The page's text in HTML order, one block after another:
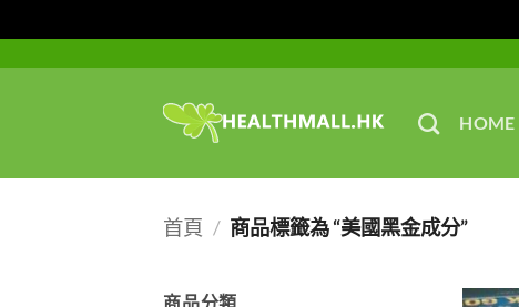
HOME
首頁 / 商品標籤為 “美國黑金成分”
商品分類